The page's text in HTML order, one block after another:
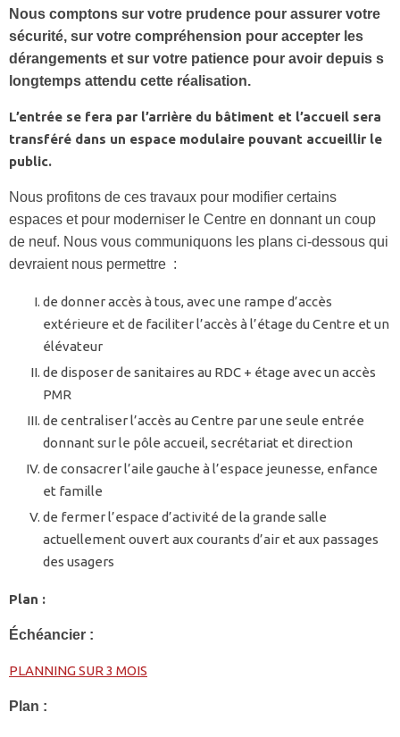
Nous comptons sur votre prudence pour assurer votre
sécurité, sur votre compréhension pour accepter les
dérangements et sur votre patience pour avoir depuis s
longtemps attendu cette réalisation.
L’entrée se fera par l’arrière du bâtiment et l’accueil sera
transféré dans un espace modulaire pouvant accueillir le
public.
Nous profitons de ces travaux pour modifier certains
espaces et pour moderniser le Centre en donnant un coup
de neuf. Nous vous communiquons les plans ci-dessous qui
devraient nous permettre :
de donner accès à tous, avec une rampe d’accès
extérieure et de faciliter l’accès à l’étage du Centre et un
élévateur
de disposer de sanitaires au RDC + étage avec un accès
PMR
de centraliser l’accès au Centre par une seule entrée
donnant sur le pôle accueil, secrétariat et direction
de consacrer l’aile gauche à l’espace jeunesse, enfance
et famille
de fermer l’espace d’activité de la grande salle
actuellement ouvert aux courants d’air et aux passages
des usagers
Plan :
Échéancier :
PLANNING SUR 3 MOIS
Plan :